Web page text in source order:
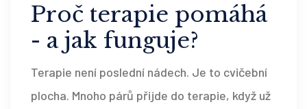
Proč terapie pomáhá
- a jak funguje?
Terapie není poslední nádech. Je to cvičební
plocha. Mnoho párů přijde do terapie, když už